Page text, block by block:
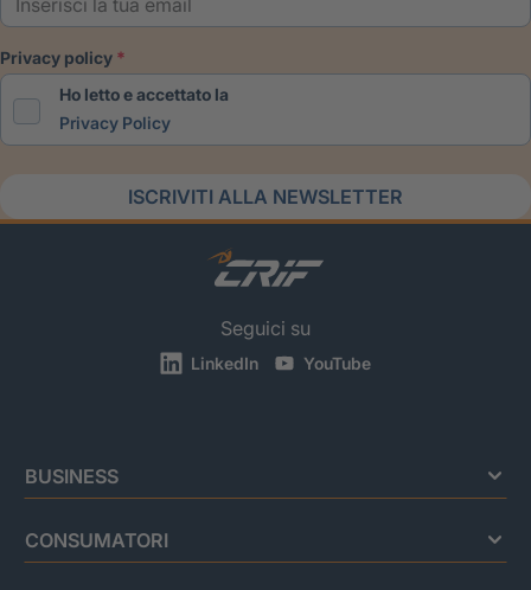
privacy policy
Ho letto e accettato la
Privacy Policy
ISCRIVITI ALLA NEWSLETTER
Seguici su
LinkedIn YouTube
BUSINESS
CONSUMATORI